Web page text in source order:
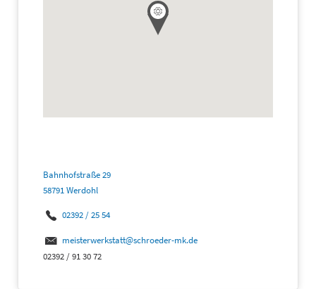
Bahnhofstraße 29
58791 Werdohl
02392 / 25 54
meisterwerkstatt@schroeder-mk.de
02392 / 91 30 72